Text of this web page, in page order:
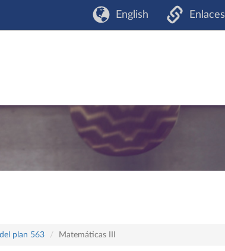
English Enlaces
plan 563 Matemáticas III